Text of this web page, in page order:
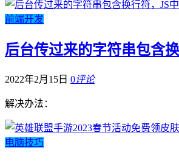
前端开发
后台传过来的字符串包含
2022年2月15日 0评论
解决办法：
电脑技巧